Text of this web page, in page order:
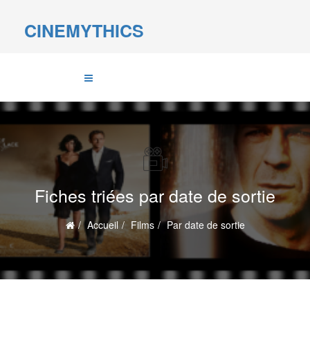
CINEMYTHICS
Fiches triées par date de sortie
Accueil Films Par date de sortie